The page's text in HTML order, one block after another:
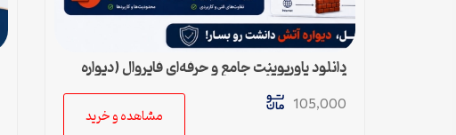
دانلود پاورپوینت جامع و حرفه‌ای فایروال (دیواره
آتش) – ویژه ارائه و پروژه
105,000
مشاهده و خرید